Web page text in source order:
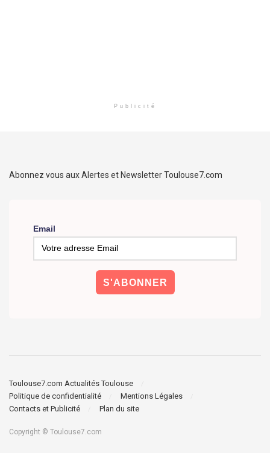
Publicité
Abonnez vous aux Alertes et Newsletter Toulouse7.com
Email
Toulouse7.com Actualités Toulouse
Politique de confidentialité
Mentions Légales
Contacts et Publicité
Plan du site
Copyright © Toulouse7.com